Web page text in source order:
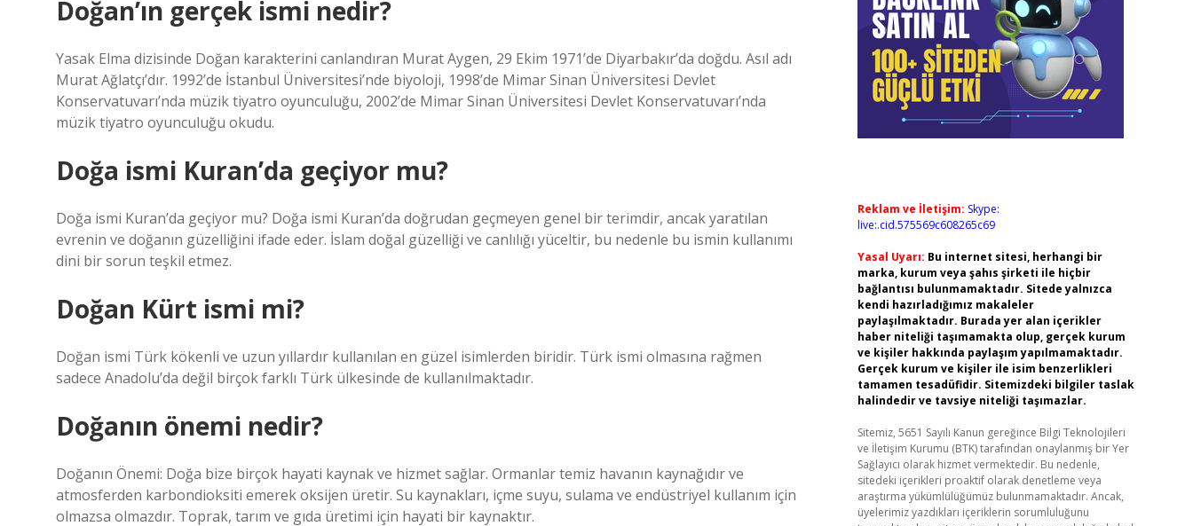
Doğan’ın gerçek ismi nedir?
Yasak Elma dizisinde Doğan karakterini canlandıran Murat Aygen, 29 Ekim 1971’de Diyarbakır’da doğdu. Asıl adı
Murat Ağlatçı’dır. 1992’de İstanbul Üniversitesi’nde biyoloji, 1998’de Mimar Sinan Üniversitesi Devlet
Konservatuvarı’nda müzik tiyatro oyunculuğu, 2002’de Mimar Sinan Üniversitesi Devlet Konservatuvarı’nda
müzik tiyatro oyunculuğu okudu.
Doğa ismi Kuran’da geçiyor mu?
Doğa ismi Kuran’da geçiyor mu? Doğa ismi Kuran’da doğrudan geçmeyen genel bir terimdir, ancak yaratılan
evrenin ve doğanın güzelliğini ifade eder. İslam doğal güzelliği ve canlılığı yüceltir, bu nedenle bu ismin kullanımı
dini bir sorun teşkil etmez.
Doğan Kürt ismi mi?
Doğan ismi Türk kökenli ve uzun yıllardır kullanılan en güzel isimlerden biridir. Türk ismi olmasına rağmen
sadece Anadolu’da değil birçok farklı Türk ülkesinde de kullanılmaktadır.
Doğanın önemi nedir?
Doğanın Önemi: Doğa bize birçok hayati kaynak ve hizmet sağlar. Ormanlar temiz havanın kaynağıdır ve
atmosferden karbondioksiti emerek oksijen üretir. Su kaynakları, içme suyu, sulama ve endüstriyel kullanım için
olmazsa olmazdır. Toprak, tarım ve gıda üretimi için hayati bir kaynaktır.
Reklam ve İletişim: Skype:
live:.cid.575569c608265c69
Yasal Uyarı: Bu internet sitesi, herhangi bir
marka, kurum veya şahıs şirketi ile hiçbir
bağlantısı bulunmamaktadır. Sitede yalnızca
kendi hazırladığımız makaleler
paylaşılmaktadır. Burada yer alan içerikler
haber niteliği taşımamakta olup, gerçek kurum
ve kişiler hakkında paylaşım yapılmamaktadır.
Gerçek kurum ve kişiler ile isim benzerlikleri
tamamen tesadüfidir. Sitemizdeki bilgiler taslak
halindedir ve tavsiye niteliği taşımazlar.
Sitemiz, 5651 Sayılı Kanun gereğince Bilgi Teknolojileri
ve İletişim Kurumu (BTK) tarafından onaylanmış bir Yer
Sağlayıcı olarak hizmet vermektedir. Bu nedenle,
sitedeki içerikleri proaktif olarak denetleme veya
araştırma yükümlülüğümüz bulunmamaktadır. Ancak,
üyelerimiz yazdıkları içeriklerin sorumluluğunu